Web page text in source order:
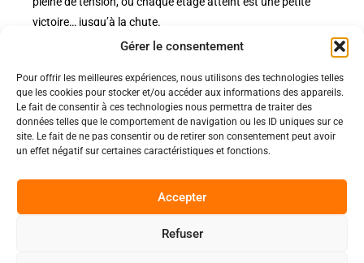
Gérer le consentement
Pour offrir les meilleures expériences, nous utilisons des technologies telles
que les cookies pour stocker et/ou accéder aux informations des appareils.
Le fait de consentir à ces technologies nous permettra de traiter des
données telles que le comportement de navigation ou les ID uniques sur ce
site. Le fait de ne pas consentir ou de retirer son consentement peut avoir
un effet négatif sur certaines caractéristiques et fonctions.
Accepter
Refuser
victoire… jusqu’à la chute.
Nos pages
Nos évènements
Nous contacter
Politiques
Politique de confidentialité
Nos conditions de vente et livraison
Code de conduite